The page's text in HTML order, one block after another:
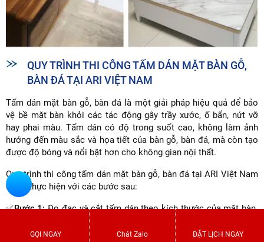
QUY TRÌNH THI CÔNG TẤM DÁN MẶT BÀN GỖ,
BÀN ĐÁ TẠI ARI VIỆT NAM
Tấm dán mặt bàn gỗ, bàn đá là một giải pháp hiệu quả để bảo
vệ bề mặt bàn khỏi các tác động gây trầy xước, ố bẩn, nứt vỡ
hay phai màu. Tấm dán có độ trong suốt cao, không làm ảnh
hưởng đến màu sắc và họa tiết của bàn gỗ, bàn đá, mà còn tạo
được độ bóng và nổi bật hơn cho không gian nội thất.
Quy trình thi công tấm dán mặt bàn gỗ, bàn đá tại ARI Việt Nam
được thực hiện với các bước sau:
✅Bước 1:Đo đạc và cắt tấm dán theo kích thước của mặt bàn.
Tấm dán được cắt sao cho có phần lươn ra ngoài khoảng 1-2
cm để dễ dàng ôm sát viền bàn.
GỌI NGAY Chát Zalo ĐẶT LỊCH NGAY